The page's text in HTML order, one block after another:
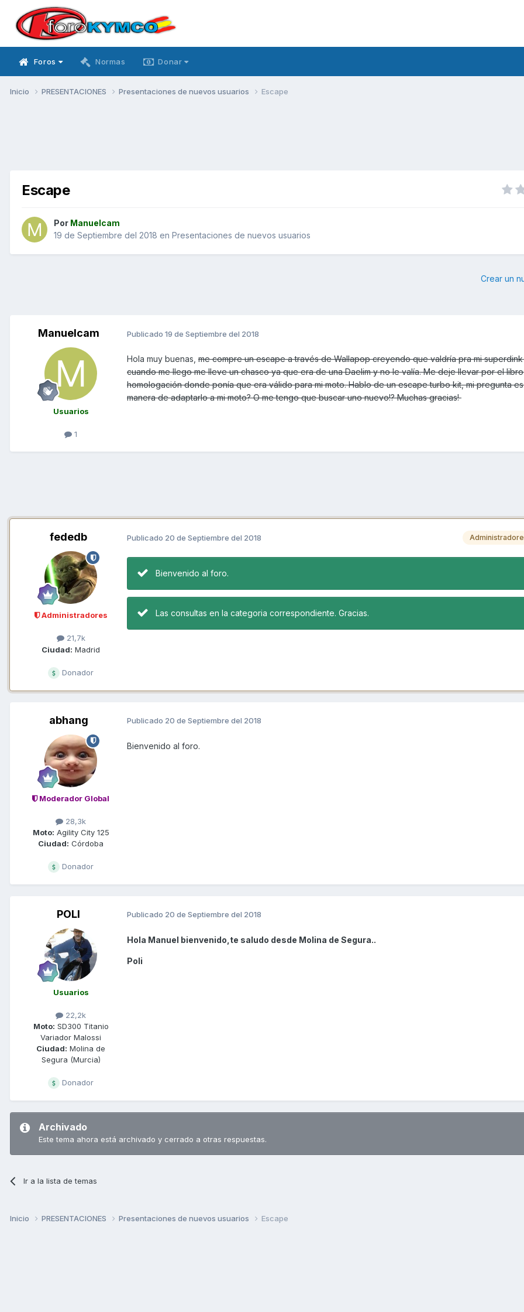
Foros Normas Donar
Inicio PRESENTACIONES Presentaciones de nuevos usuarios Escape
Escape
Por Manuelcam
19 de Septiembre del 2018 en Presentaciones de nuevos usuarios
Crear un
Manuelcam
Usuarios
1
Publicado 19 de Septiembre del 2018
Hola muy buenas, me compre un escape a través de Wallapop creyendo que valdría pra mi superdink
cuando me llego me lleve un chasco ya que era de una Daelim y no le valía. Me deje llevar por el
homologación donde ponía que era válido para mi moto. Hablo de un escape turbo kit, mi pregunta
manera de adaptarlo a mi moto? O me tengo que buscar uno nuevo!? Muchas gracias!
fededb
Administradores
21,7k
Ciudad: Madrid
Donador
Publicado 20 de Septiembre del 2018
Bienvenido al foro.
Las consultas en la categoria correspondiente. Gracias.
abhang
Moderador Global
28,3k
Moto: Agility City 125
Ciudad: Córdoba
Donador
Publicado 20 de Septiembre del 2018
Bienvenido al foro.
POLI
Usuarios
22,2k
Moto: SD300 Titanio
Variador Malossi
Ciudad: Molina de
Segura (Murcia)
Donador
Publicado 20 de Septiembre del 2018
Hola Manuel bienvenido,te saludo desde Molina de Segura..
Poli
Archivado
Este tema ahora está archivado y cerrado a otras respuestas.
Ir a la lista de temas
Inicio PRESENTACIONES Presentaciones de nuevos usuarios Escape